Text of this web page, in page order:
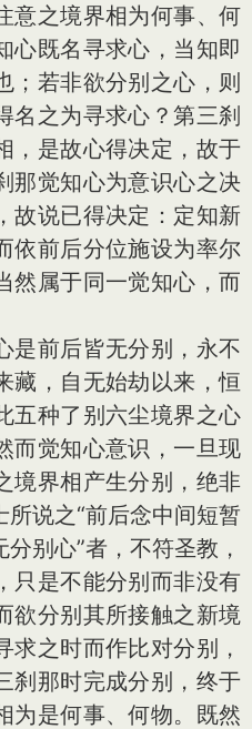
意之境界相为何事、何
心既名寻求心，当知即
；若非欲分别之心，则
之为寻求心？第三刹
，是故心得决定，故于
那觉知心为意识心之决
故说已得决定：定知新
依前后分位施设为率尔
然属于同一觉知心，而
前后皆无分别，永不
藏，自无始劫以来，恒
五种了别六尘境界之心
而觉知心意识，一旦现
境界相产生分别，绝非
说之“前后念中间短暂
别心”者，不符圣教，
只是不能分别而非没有
欲分别其所接触之新境
求之时而作比对分别，
刹那时完成分别，终于
为是何事、何物。既然